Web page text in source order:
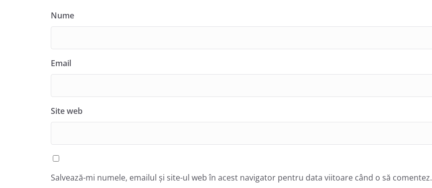
Nume
Email
Site web
Salvează-mi numele, emailul și site-ul web în acest navigator pentru data viitoare când o să comentez.